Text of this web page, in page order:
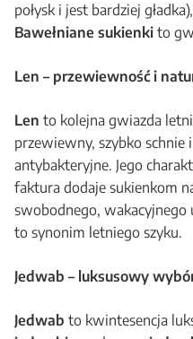
połysk i jest bardziej
Bawełniane sukienki to
Len – przewiewność i
Len to kolejna gwiazda
przewiewny, szybko schnie
antybakteryjne. Jego
faktura dodaje sukienkom
swobodnego, wakacyjnego
to synonim letniego szyku.
Jedwab – luksusowy
Jedwab to kwintesencja